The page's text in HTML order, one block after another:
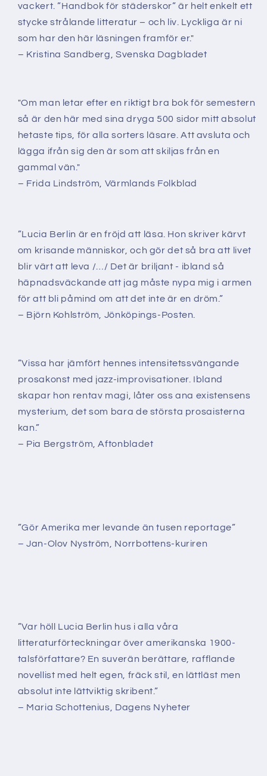
vackert. ”Handbok för städerskor” är helt enkelt ett
stycke strålande litteratur – och liv. Lyckliga är ni
som har den här läsningen framför er."
– Kristina Sandberg, Svenska Dagbladet
"Om man letar efter en riktigt bra bok för semestern
så är den här med sina dryga 500 sidor mitt absolut
hetaste tips, för alla sorters läsare. Att avsluta och
lägga ifrån sig den är som att skiljas från en
gammal vän."
– Frida Lindström, Värmlands Folkblad
”Lucia Berlin är en fröjd att läsa. Hon skriver kärvt
om krisande människor, och gör det så bra att livet
blir värt att leva /…/ Det är briljant - ibland så
häpnadsväckande att jag måste nypa mig i armen
för att bli påmind om att det inte är en dröm.”
– Björn Kohlström, Jönköpings-Posten.
”Vissa har jämfört hennes intensitetssvängande
prosakonst med jazz-improvisationer. Ibland
skapar hon rentav magi, låter oss ana existensens
mysterium, det som bara de största prosaisterna
kan.”
– Pia Bergström, Aftonbladet
”Gör Amerika mer levande än tusen reportage”
– Jan-Olov Nyström, Norrbottens-kuriren
”Var höll Lucia Berlin hus i alla våra
litteraturförteckningar över amerikanska 1900-
talsförfattare? En suverän berättare, rafflande
novellist med helt egen, fräck stil, en lättläst men
absolut inte lättviktig skribent.”
– Maria Schottenius, Dagens Nyheter